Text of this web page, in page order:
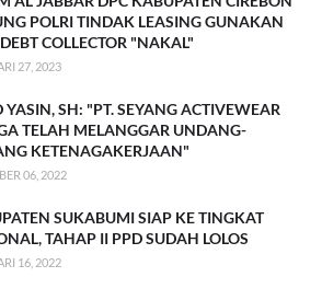
POLRI TINDAK LEASING GUNAKAN
COLLECTOR "NAKAL"
27, 2023
YASIN, SH: "PT. SEYANG ACTIVEWEAR
TELAH MELANGGAR UNDANG-
KETENAGAKERJAAN"
06, 2022
SUKABUMI SIAP KE TINGKAT
TAHAP II PPD SUDAH LOLOS
16, 2022